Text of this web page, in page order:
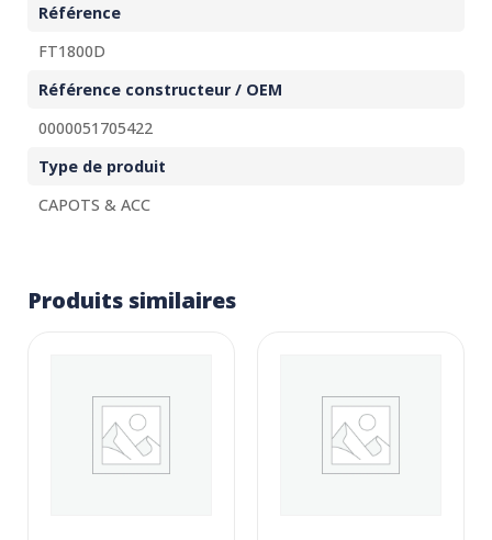
Référence
FT1800D
Référence constructeur / OEM
0000051705422
Type de produit
CAPOTS & ACC
Produits similaires